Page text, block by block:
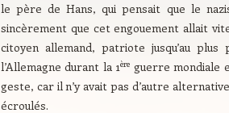
le père de Hans, qui pensait que le
sincèrement que cet engouement allait
citoyen allemand, patriote jusqu’au
l’Allemagne durant la 1ère guerre mondiale
geste, car il n’y avait pas d’autre
écroulés.